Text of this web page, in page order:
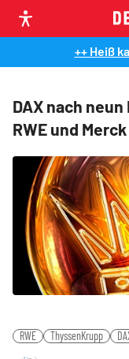
++ Heiß
DAX nach
RWE und
RWE ThyssenKrupp